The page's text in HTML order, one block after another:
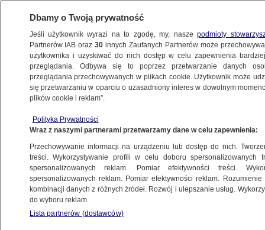
BIZNES
PIENIĄDZE
procentowych
8.03.2022, 16:12
Udostępnij
Dbamy o Twoją prywatność
Jeśli użytkownik wyrazi na to zgodę, my, naszepodmioty
Partnerów IAB oraz30 innych Zaufanych Partnerów może
użytkownika i uzyskiwać do nich dostęp w celu zapewnienia
przeglądania. Odbywa się to poprzez przetwarzanie danych
przeglądania przechowywanych w plikach cookie. Użytkownik może
się przetwarzaniu w oparciu o uzasadniony interes w dowolnym
plików cookie i reklam”.
Polityka Prywatności
Wraz z naszymi partnerami przetwarzamy dane w celu zapewnienia:
Przechowywanie informacji na urządzeniu lub dostęp do nich.
treści. Wykorzystywanie profili w celu doboru spersonalizowanych
spersonalizowanych reklam. Pomiar efektywności treści.
spersonalizowanych reklam. Pomiar efektywności reklam.
kombinacji danych z różnych źródeł. Rozwój i ulepszanie usług.
do wyboru reklam.
Lista partnerów (dostawców)